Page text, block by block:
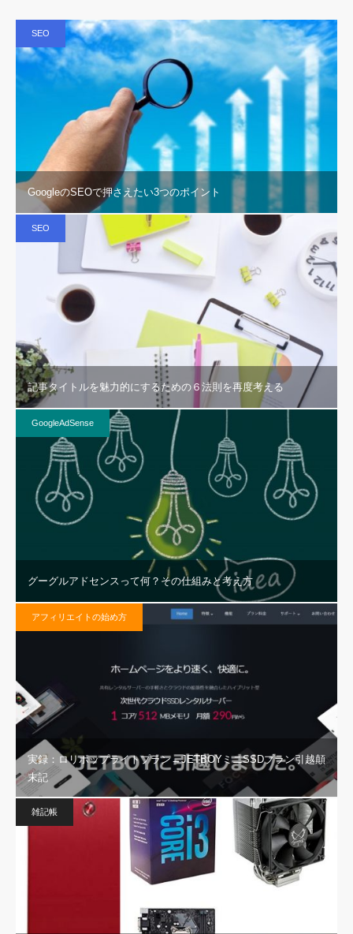
SEO
GoogleのSEOで押さえたい3つのポイント
SEO
記事タイトルを魅力的にするための６法則を再度考える
GoogleAdSense
グーグルアドセンスって何？その仕組みと考え方
アフィリエイトの始め方
実録：ロリポップライトプラン→JETBOYミニSSDプラン引越顛
末記
雑記帳